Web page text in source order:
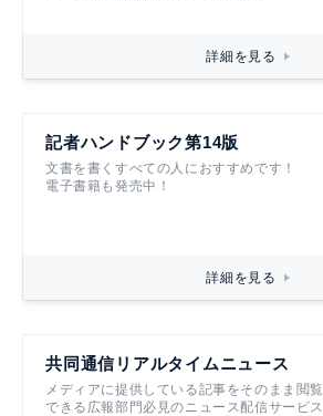
詳細を見る
記者ハンドブック第14版
文書を書くすべての人におすすめです！
電子書籍も発売中！
詳細を見る
共同通信リアルタイムニュース
メディアに提供している記事をそのまま閲覧
できる広報部門必見のニュース配信サービス